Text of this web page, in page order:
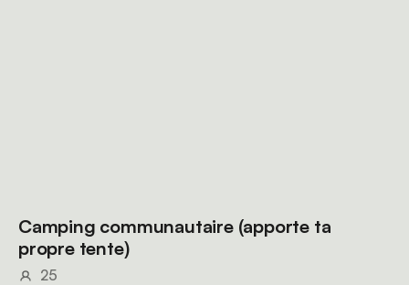
Camping communautaire (apporte ta
propre tente)
25